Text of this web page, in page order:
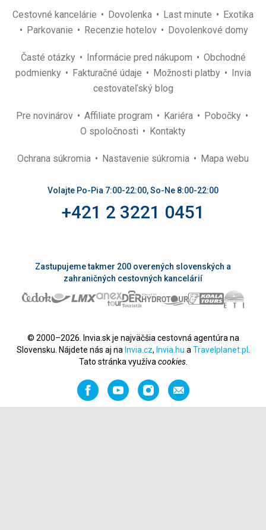
Cestovné kancelárie Dovolenka Last minute
Exotika
Parkovanie
Recenzie hotelov Dovolenkové domy
Časté otázky Informácie pred nákupom
Obchodné
podmienky
Fakturačné údaje Možnosti platby
Invia
cestovateľský blog
Pre novinárov Affiliate program Kariéra
Pobočky
O spoločnosti
Kontakty
Ochrana súkromia Nastavenie súkromia Mapa webu
Volajte Po-Pia 7:00-22:00, So-Ne 8:00-22:00
+421 2 3221 0451
Zastupujeme takmer 200 overených slovenských a
zahraničných cestovných kancelárií
© 2000–2026. Invia.sk je najväčšia cestovná agentúra na
Slovensku. Nájdete nás aj na Invia.cz, Invia.hu a Travelplanet.pl
Tato stránka využíva cookies.
FacebookYouTubeInstagramOdporučiť